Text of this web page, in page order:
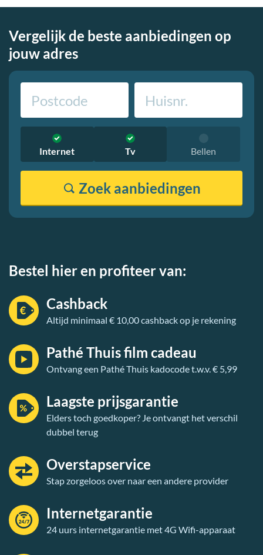
Vergelijk de beste aanbiedingen op
jouw adres
Internet Tv Bellen
Zoek aanbiedingen
Bestel hier en profiteer van:
Cashback
Altijd minimaal € 10,00 cashback op je rekening
Pathé Thuis film cadeau
Ontvang een Pathé Thuis kadocode t.w.v. € 5,99
Laagste prijsgarantie
Elders toch goedkoper? Je ontvangt het verschil
dubbel terug
Overstapservice
Stap zorgeloos over naar een andere provider
Internetgarantie
24 uurs internetgarantie met 4G Wifi-apparaat